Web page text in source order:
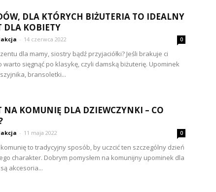
DLA KTÓRYCH BIŻUTERIA TO IDEALNY
DLA KOBIETY
- 14 czerwca 2022 0
dla mamy, siostry bądź przyjaciółki? Jeśli brakuje ci
warto sięgnąć po klasykę, czyli damską biżuterię. Upominek
bransoletki...
NA KOMUNIĘ DLA DZIEWCZYNKI – CO
- 11 maja 2022 0
to tradycyjny sposób, by uczcić ten szczególny dzień
charakter. Dobrym pomysłem na komunijny upominek dla
akcesoria...